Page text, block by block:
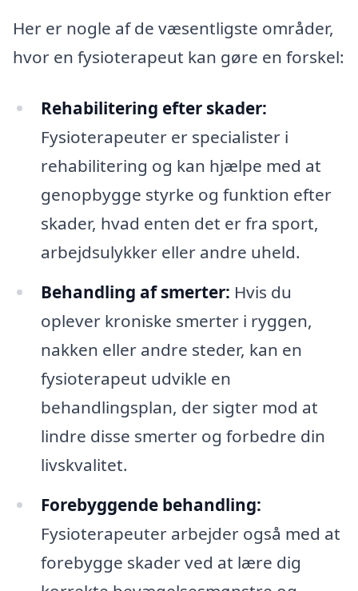
Her er nogle af de væsentligste områder,
hvor en fysioterapeut kan gøre en forskel:
Rehabilitering efter skader:
Fysioterapeuter er specialister i
rehabilitering og kan hjælpe med at
genopbygge styrke og funktion efter
skader, hvad enten det er fra sport,
arbejdsulykker eller andre uheld.
Behandling af smerter: Hvis du
oplever kroniske smerter i ryggen,
nakken eller andre steder, kan en
fysioterapeut udvikle en
behandlingsplan, der sigter mod at
lindre disse smerter og forbedre din
livskvalitet.
Forebyggende behandling:
Fysioterapeuter arbejder også med at
forebygge skader ved at lære dig